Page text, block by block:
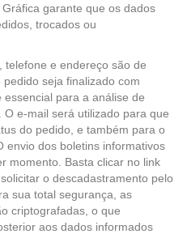
garante que os dados
trocados ou
telefone e endereço são de
seja finalizado com
para a análise de
e-mail será utilizado para que
do pedido, e também para o
envio dos boletins informativos
momento. Basta clicar no link
o descadastramento pelo
sua total segurança, as
criptografadas, o que
aos dados informados